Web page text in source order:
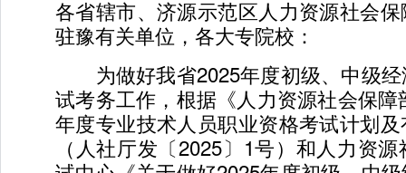
各省辖市、济源示范区人力资源社会
驻豫有关单位，各大专院校：
为做好我省2025年度初级、中级经
试考务工作，根据《人力资源社会保
年度专业技术人员职业资格考试计划
（人社厅发〔2025〕1号）和人力资